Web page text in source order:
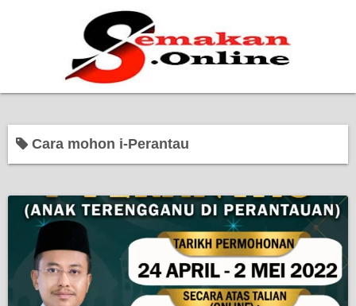
Bantuan Kerajaan
Pendidikan
Kerja Kosong Terkini
Cara mohon i-Perantau